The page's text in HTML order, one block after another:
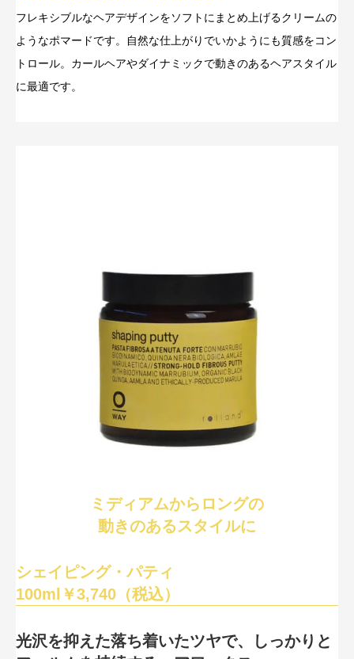
フレキシブルなヘアデザインをソフトにまとめ上げるクリームの
ようなポマードです。自然な仕上がりでいかようにも質感をコン
トロール。カールヘアやダイナミックで動きのあるヘアスタイル
に最適です。
ミディアムからロングの
動きのあるスタイルに
シェイピング・パティ
100ml￥3,740（税込）
光沢を抑えた落ち着いたツヤで、しっかりと